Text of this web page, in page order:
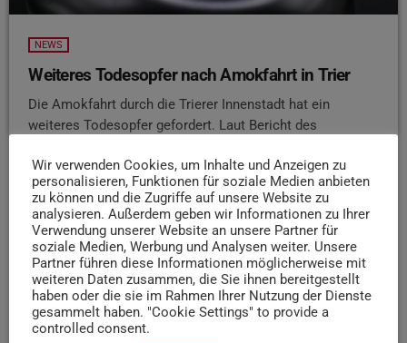
NEWS
Weiteres Todesopfer nach Amokfahrt in Trier
Die Amokfahrt durch die Trierer Innenstadt hat ein
weiteres Todesopfer gefordert. Laut Bericht des
bekannt, dass ein 66-jähriger Mann aus der Eifel in den
frühen Morgenstunden seinen schweren Verletzungen
erlegen ist. Offenbar hatte der ehemaliger Polizist damals
wohl ein schweres Schädel-Hirn-Trauma erlitten und
musste zuletzt in einem Pflegeheim betreut werden. Der
Prozess gegen den 54-Jährigen Amokfahrer muss neu
aufgerollt werden, weil der Bundesgerichtshof das erste
Urteil teilweise aufgehoben hatte. Nach Ansicht der
Richter war die […]
Wir verwenden Cookies, um Inhalte und Anzeigen zu
personalisieren, Funktionen für soziale Medien anbieten
zu können und die Zugriffe auf unsere Website zu
analysieren. Außerdem geben wir Informationen zu Ihrer
Verwendung unserer Website an unsere Partner für
soziale Medien, Werbung und Analysen weiter. Unsere
Partner führen diese Informationen möglicherweise mit
weiteren Daten zusammen, die Sie ihnen bereitgestellt
haben oder die sie im Rahmen Ihrer Nutzung der Dienste
gesammelt haben. "Cookie Settings" to provide a
controlled consent.